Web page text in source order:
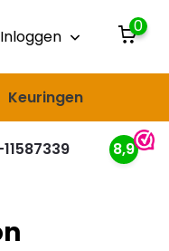
Inloggen
0
Keuringen
8,9